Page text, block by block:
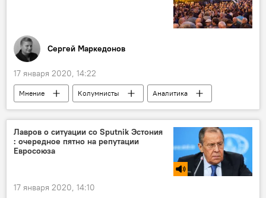
Сергей Маркедонов
17 января 2020, 14:22
Мнение Колумнисты
Аналитика
Аслан Бжания
Рауль Хаджимба
Отставка президента Рауля Хаджимба
Выборы президента Абхазии - 2020
Лавров о ситуации со Sputnik Эстония
: очередное пятно на репутации
Евросоюза
17 января 2020, 14:10